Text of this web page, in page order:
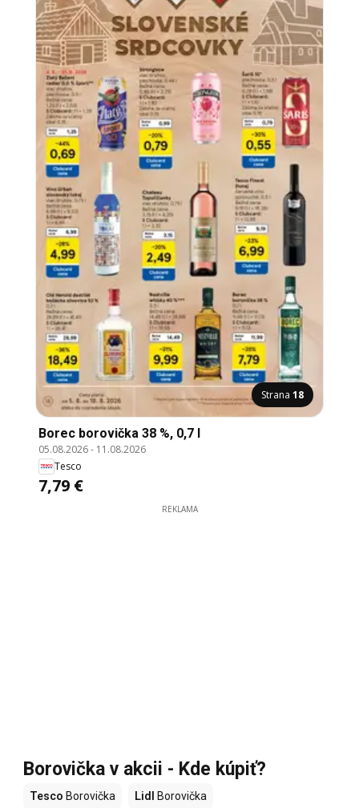
Strana 18
Borec borovička 38 %, 0,7 l
05.08.2026- 11.08.2026
Tesco
7,79 €
REKLAMA
Borovička v akcii - Kde kúpiť?
Tesco Borovička Lidl Borovička